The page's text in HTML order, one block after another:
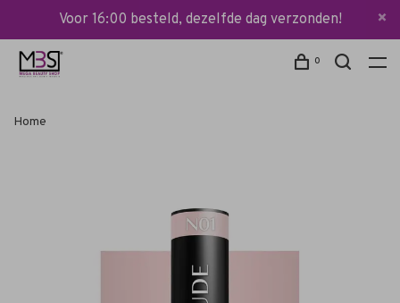
Voor 16:00 besteld, dezelfde dag verzonden!
0
Home